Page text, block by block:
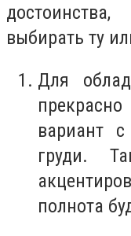
выбирать ту
Для
вариант
груди.
полнота